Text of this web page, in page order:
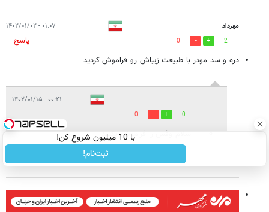
مهرداد ۰۱:۰۷ - ۱۴۰۲/۰۱/۰۲
2
0
پاسخ
دره و سد مودر با طبیعت زیباش رو فراموش کردید
۰۰:۴۱ - ۱۴۰۲/۰۱/۱۵
0
0
سلام وفس را فراموش نکنید
با 10 میلیون شروع کن!
ثبت‌نام!